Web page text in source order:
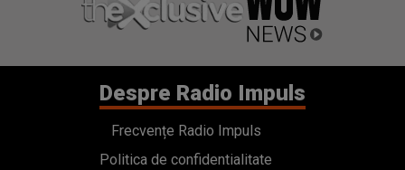
Despre Radio Impuls
Frecvențe Radio Impuls
Politica de confidentialitate